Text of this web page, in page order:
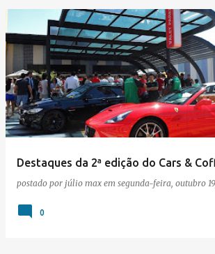
Destaques da 2ª edição do Cars &
postado por júlio max em segunda-feira, outubro
0